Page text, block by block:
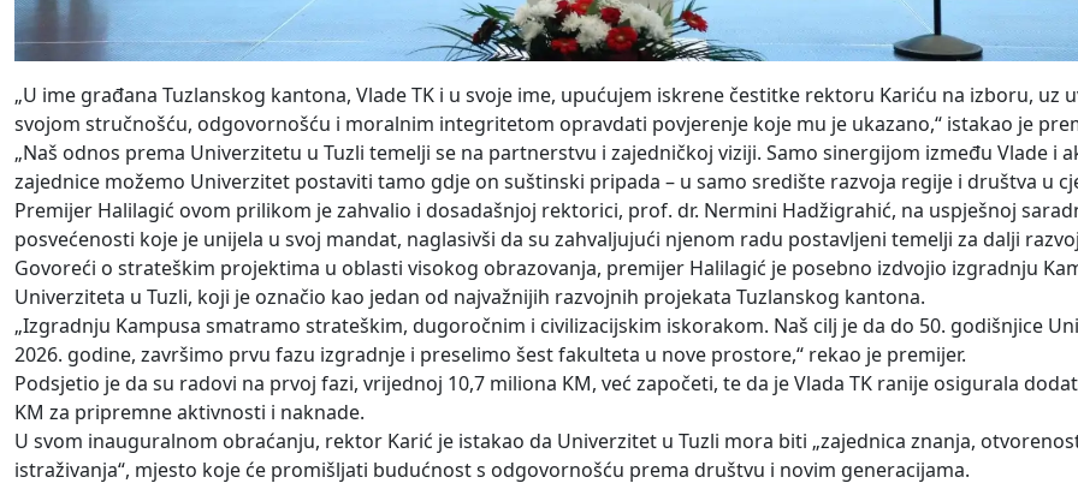
„U ime građana Tuzlanskog kantona, Vlade TK i u svoje ime, upućujem iskrene čestitke rektoru Kariću na izboru, uz
svojom stručnošću, odgovornošću i moralnim integritetom opravdati povjerenje koje mu je ukazano,“ istakao je
„Naš odnos prema Univerzitetu u Tuzli temelji se na partnerstvu i zajedničkoj viziji. Samo sinergijom između Vlade i
zajednice možemo Univerzitet postaviti tamo gdje on suštinski pripada – u samo središte razvoja regije i društva u
Premijer Halilagić ovom prilikom je zahvalio i dosadašnjoj rektorici, prof. dr. Nermini Hadžigrahić, na uspješnoj
posvećenosti koje je unijela u svoj mandat, naglasivši da su zahvaljujući njenom radu postavljeni temelji za dalji
Govoreći o strateškim projektima u oblasti visokog obrazovanja, premijer Halilagić je posebno izdvojio izgradnju
Univerziteta u Tuzli, koji je označio kao jedan od najvažnijih razvojnih projekata Tuzlanskog kantona.
„Izgradnju Kampusa smatramo strateškim, dugoročnim i civilizacijskim iskorakom. Naš cilj je da do 50. godišnjice
2026. godine, završimo prvu fazu izgradnje i preselimo šest fakulteta u nove prostore,“ rekao je premijer.
Podsjetio je da su radovi na prvoj fazi, vrijednoj 10,7 miliona KM, već započeti, te da je Vlada TK ranije osigurala
KM za pripremne aktivnosti i naknade.
U svom inauguralnom obraćanju, rektor Karić je istakao da Univerzitet u Tuzli mora biti „zajednica znanja,
istraživanja“, mjesto koje će promišljati budućnost s odgovornošću prema društvu i novim generacijama.